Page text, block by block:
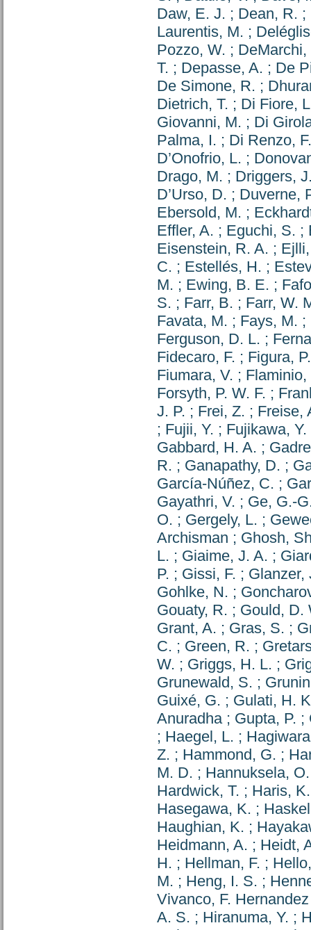
Daw, E. J. ; Dean, R. ;
Laurentis, M. ;
Pozzo, W. ; DeMarchi,
T. ; Depasse, A. ; De
De Simone, R. ;
Dietrich, T. ; Di Fiore,
Giovanni, M. ; Di
Palma, I. ; Di Renzo, F.
D’Onofrio, L. ;
Drago, M. ; Driggers,
D’Urso, D. ; Duverne,
Ebersold, M. ;
Effler, A. ; Eguchi, S. ;
Eisenstein, R. A. ;
C. ; Estellés, H. ;
M. ; Ewing, B. E. ;
S. ; Farr, B. ; Farr, W.
Favata, M. ; Fays, M. ;
Ferguson, D. L. ;
Fidecaro, F. ; Figura, P.
Fiumara, V. ; Flaminio,
Forsyth, P. W. F. ;
J. P. ; Frei, Z. ; Freise,
; Fujii, Y. ; Fujikawa, Y.
Gabbard, H. A. ;
R. ; Ganapathy, D. ;
García-Núñez, C. ;
Gayathri, V. ; Ge, G.-
O. ; Gergely, L. ;
Archisman ; Ghosh,
L. ; Giaime, J. A. ;
P. ; Gissi, F. ; Glanzer,
Gohlke, N. ;
Gouaty, R. ; Gould, D.
Grant, A. ; Gras, S. ;
C. ; Green, R. ;
W. ; Griggs, H. L. ;
Grunewald, S. ;
Guixé, G. ; Gulati, H.
Anuradha; Gupta, P. ;
; Haegel, L. ;
Z. ; Hammond, G. ;
M. D. ; Hannuksela, O.
Hardwick, T. ; Haris, K.
Hasegawa, K. ;
Haughian, K. ;
Heidmann, A. ; Heidt,
H. ; Hellman, F. ;
M. ; Heng, I. S. ;
Vivanco, F. Hernandez
A. S. ; Hiranuma, Y. ;